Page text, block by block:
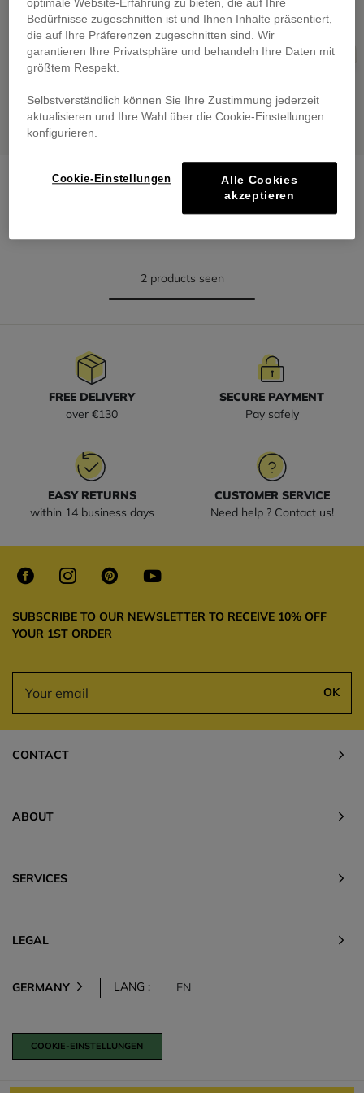
€ 75,00
2 products seen
FREE DELIVERY
over €130
SECURE PAYMENT
Pay safely
EASY RETURNS
within 14 business days
CUSTOMER SERVICE
Need help ? Contact us!
SUBSCRIBE TO OUR NEWSLETTER TO RECEIVE 10% OFF
YOUR 1ST ORDER
OK
CONTACT
ABOUT
SERVICES
LEGAL
GERMANY LANG : EN
COOKIE-EINSTELLUNGEN
optimale Website-Erfahrung zu bieten, die auf Ihre
Bedürfnisse zugeschnitten ist und Ihnen Inhalte präsentiert,
die auf Ihre Präferenzen zugeschnitten sind. Wir
garantieren Ihre Privatsphäre und behandeln Ihre Daten mit
größtem Respekt.
Selbstverständlich können Sie Ihre Zustimmung jederzeit
aktualisieren und Ihre Wahl über die Cookie-Einstellungen
konfigurieren.
Cookie-Einstellungen
Alle Cookies
akzeptieren